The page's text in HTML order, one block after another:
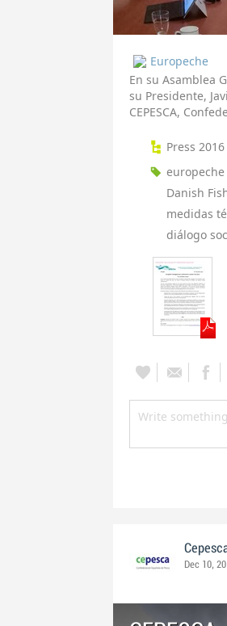
Europeche
En su Asamblea
su Presidente,
CEPESCA,
Press 2016
europeche
Danish
medidas
diálogo
Dec 10,